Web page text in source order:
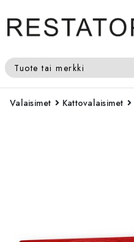
Tuote tai merkki
Valaisimet Kattovalaisimet